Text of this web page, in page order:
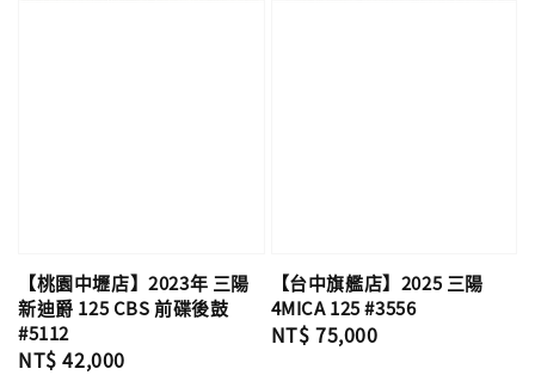
【桃園中壢店】2023年 三陽
新迪爵 125 CBS 前碟後鼓
#5112
Regular
NT$ 42,000
【台中旗艦店】2025 三陽
4MICA 125 #3556
Regular
NT$ 75,000